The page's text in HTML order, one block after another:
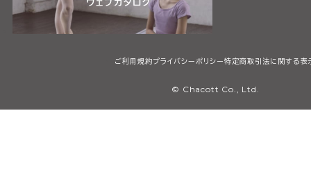
ご利用規約プライバシーポリシー特定商取引法に関する表
© Chacott Co., Ltd.